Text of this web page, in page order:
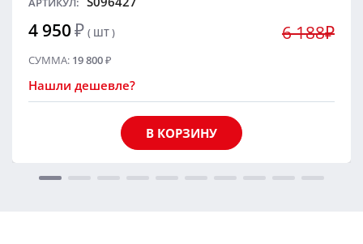
4 950₽ ( ШТ ) 6 188₽
СУММА: 19 800₽
Нашли дешевле?
В КОРЗИНУ